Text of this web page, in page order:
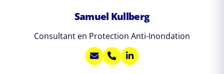
Samuel Kullberg
Consultant en Protection Anti-Inondation